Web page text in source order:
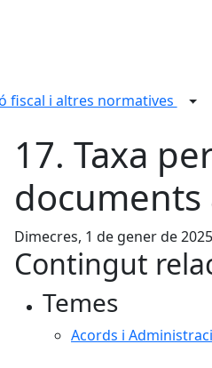
fiscal i altres normatives
17. Taxa
Dimecres, 1 de gener de 2025
Contingut
Temes
Acords i